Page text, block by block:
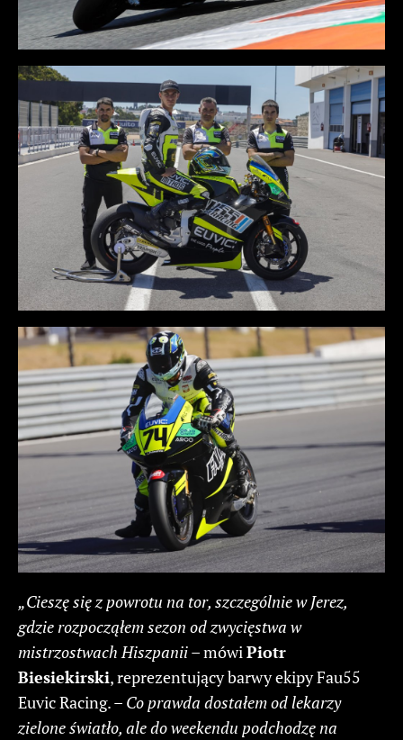
„Cieszę się z powrotu na tor, szczególnie w Jerez,
gdzie rozpocząłem sezon od zwycięstwa w
mistrzostwach Hiszpanii– mówi Piotr
Biesiekirski, reprezentujący barwy ekipy Fau55
Euvic Racing. – Co prawda dostałem od lekarzy
zielone światło, ale do weekendu podchodzę na